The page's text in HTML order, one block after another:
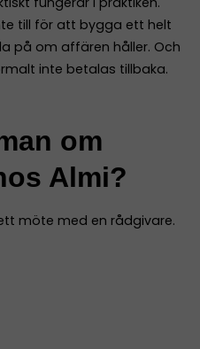
till för att bygga ett helt
på om affären håller. Och
inte betalas tillbaka.
om
Almi?
möte med en rådgivare.